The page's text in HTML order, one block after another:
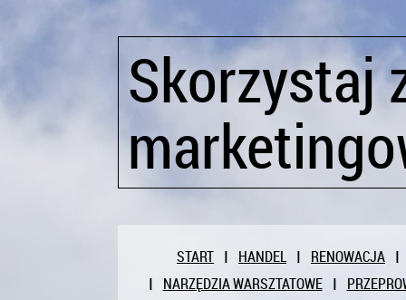
Skorzystaj
START HANDEL
RENOWACJA
NARZĘDZIA WARSZTATOWE